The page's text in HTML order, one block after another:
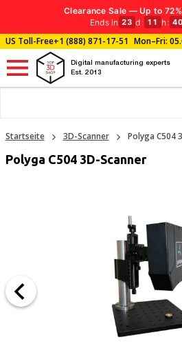
Clearance Sale — Up to
Ends in 23 d : 11 h: 40
US Toll-Free+1 (888) 871-17-51 Mon–Fri:
Digital manufacturing experts
Est. 2013
Startseite 3D-Scanner Polyga C504
Polyga C504 3D-Scanner